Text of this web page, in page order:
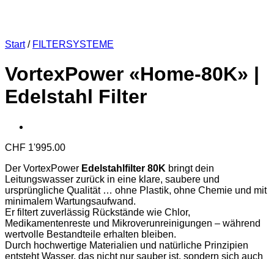
Start / FILTERSYSTEME
VortexPower «Home-80K» |
Edelstahl Filter
CHF 1'995.00
Der VortexPower Edelstahlfilter 80K bringt dein
Leitungswasser zurück in eine klare, saubere und
ursprüngliche Qualität … ohne Plastik, ohne Chemie und mit
minimalem Wartungsaufwand.
Er filtert zuverlässig Rückstände wie Chlor,
Medikamentenreste und Mikroverunreinigungen – während
wertvolle Bestandteile erhalten bleiben.
Durch hochwertige Materialien und natürliche Prinzipien
entsteht Wasser, das nicht nur sauber ist, sondern sich auch